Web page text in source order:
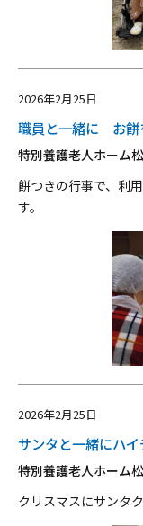
2026年2月25日
職員と一緒に お餅
特別養護老人ホーム
餅つきの行事で、利
す。
2026年2月25日
サンタと一緒にハイ
特別養護老人ホーム
クリスマスにサンタ